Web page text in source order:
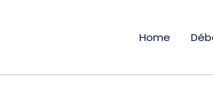
Home